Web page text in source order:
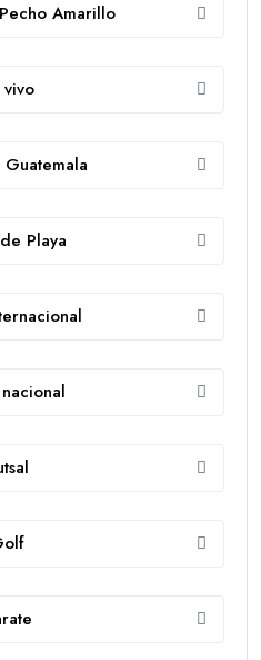
Amarillo
vivo
Playa